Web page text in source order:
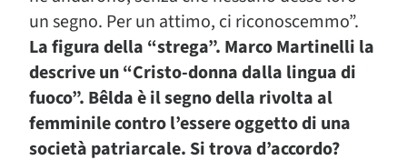
un segno. Per un attimo, ci riconoscemmo”.
La figura della “strega”. Marco Martinelli la
descrive un “Cristo-donna dalla lingua di
fuoco”. Bêlda è il segno della rivolta al
femminile contro l’essere oggetto di una
società patriarcale. Si trova d’accordo?